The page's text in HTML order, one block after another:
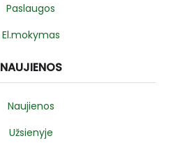
Paslaugos
El.mokymas
NAUJIENOS
Naujienos
Užsienyje